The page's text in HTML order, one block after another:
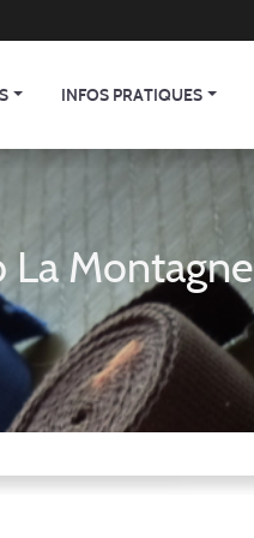
INFOS PRATIQUES
La Montagne